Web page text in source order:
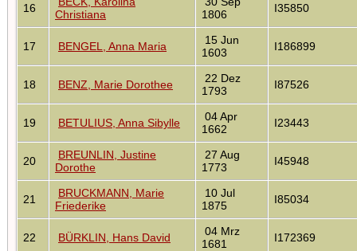
16
Christiana
1806
I35850
17 BENGEL, Anna Maria
15 Jun
1603
I186899
18 BENZ, Marie Dorothee
22 Dez
1793
I87526
19 BETULIUS, Anna Sibylle
04 Apr
1662
I23443
20
BREUNLIN, Justine
Dorothe
27 Aug
1773
I45948
21
BRUCKMANN, Marie
Friederike
10 Jul
1875
I85034
22 BÜRKLIN, Hans David
04 Mrz
1681
I172369